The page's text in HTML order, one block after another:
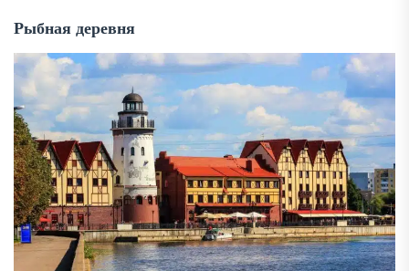
Рыбная деревня